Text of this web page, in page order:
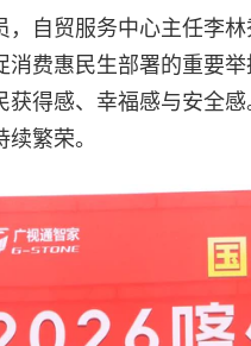
，自贸服务中心主任李
费惠民生部署的重要
获得感、幸福感与安全
繁荣。